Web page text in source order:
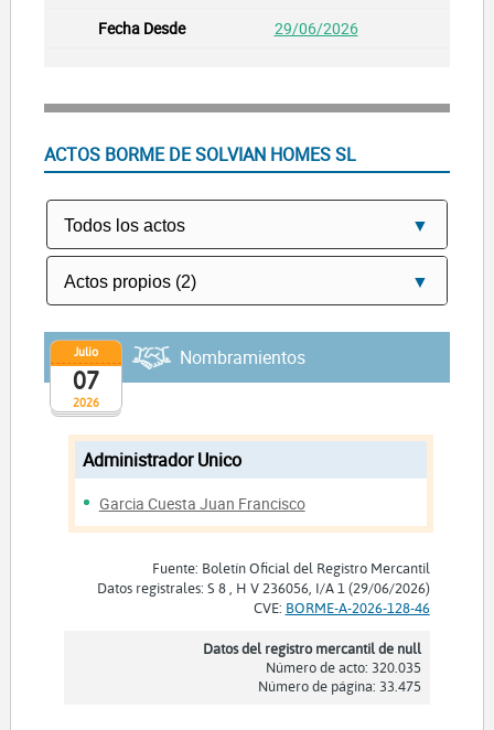
29/06/2026
ACTOS BORME DE SOLVIAN HOMES SL
2026
Julio
07
Nombramientos
Administrador Unico
Garcia Cuesta Juan Francisco
Fuente: Boletín Oficial del Registro Mercantil
Datos registrales: S 8 , H V 236056, I/A 1 (29/06/2026)
CVE: BORME-A-2026-128-46
Datos del registro mercantil de null
Número de acto: 320.035
Número de página: 33.475